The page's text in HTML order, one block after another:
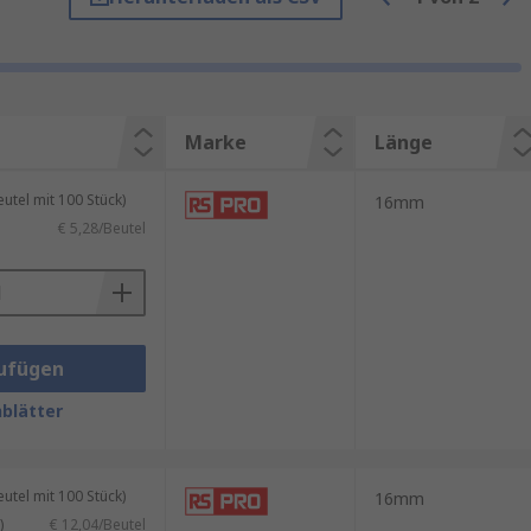
Die Scheibe, auch
wird. Sie dient dazu, die Last
gleichmäßig auf eine größere
wirkt als Puffer und
Schutz vor Korrosion.
helfen Scheiben, die
Marke Länge
mit 100 Stück)
€ 5,28/Beutel
16mm
mit 100 Stück)
€ 12,04/Beutel
16mm